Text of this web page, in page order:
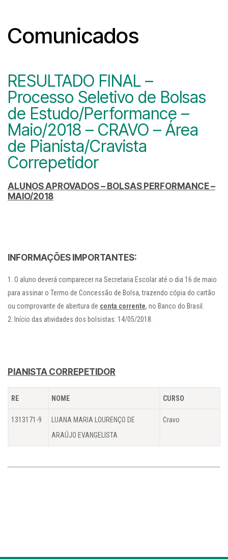
Comunicados
RESULTADO FINAL –
Processo Seletivo de Bolsas
de Estudo/Performance –
Maio/2018 – CRAVO – Área
de Pianista/Cravista
Correpetidor
ALUNOS APROVADOS – BOLSAS PERFORMANCE –
MAIO/2018
INFORMAÇÕES IMPORTANTES:
O aluno deverá comparecer na Secretaria Escolar até o dia 16 de maio
para assinar o Termo de Concessão de Bolsa, trazendo cópia do cartão
ou comprovante de abertura de conta corrente, no Banco do Brasil.
Início das atividades dos bolsistas: 14/05/2018.
PIANISTA CORREPETIDOR
RE NOME CURSO
1313171-9
LUANA MARIA LOURENÇO DE
ARAÚJO EVANGELISTA
Cravo